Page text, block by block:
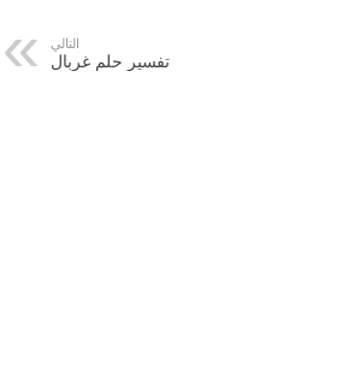
التالي
تفسير حلم غربال